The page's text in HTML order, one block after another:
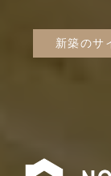
新築のサ